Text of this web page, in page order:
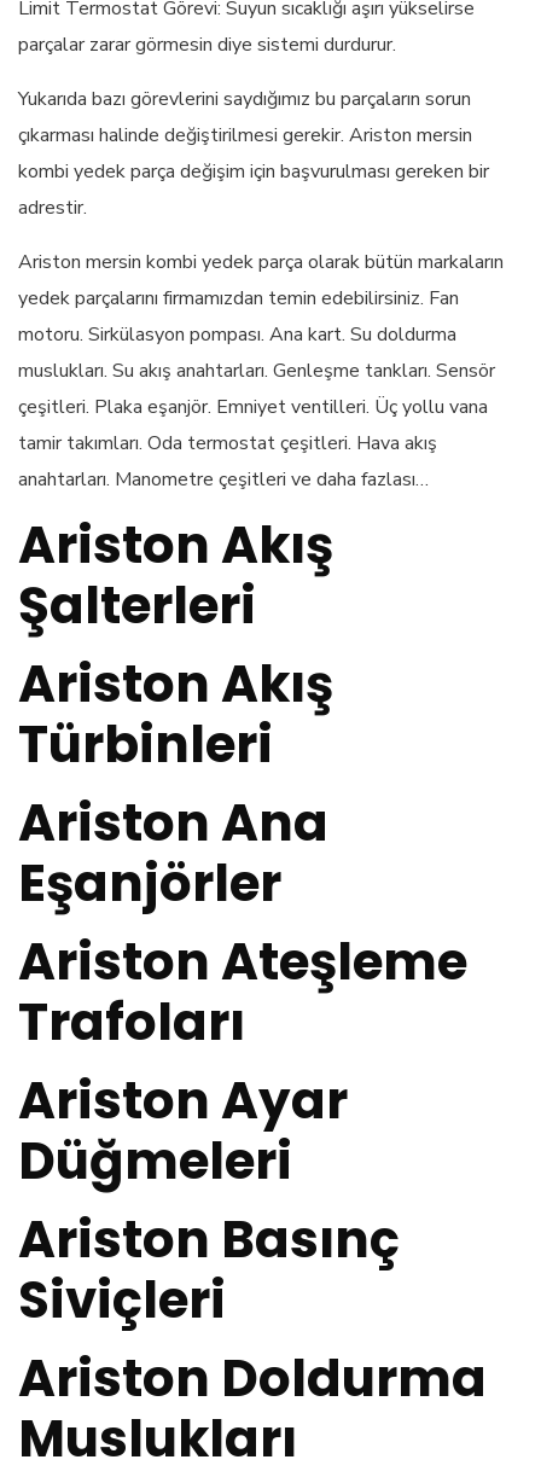
Limit Termostat Görevi: Suyun sıcaklığı aşırı yükselirse
parçalar zarar görmesin diye sistemi durdurur.
Yukarıda bazı görevlerini saydığımız bu parçaların sorun
çıkarması halinde değiştirilmesi gerekir. Ariston mersin
kombi yedek parça değişim için başvurulması gereken bir
adrestir.
Ariston mersin kombi yedek parça olarak bütün markaların
yedek parçalarını firmamızdan temin edebilirsiniz. Fan
motoru. Sirkülasyon pompası. Ana kart. Su doldurma
muslukları. Su akış anahtarları. Genleşme tankları. Sensör
çeşitleri. Plaka eşanjör. Emniyet ventilleri. Üç yollu vana
tamir takımları. Oda termostat çeşitleri. Hava akış
anahtarları. Manometre çeşitleri ve daha fazlası…
Ariston Akış
Şalterleri
Ariston Akış
Türbinleri
Ariston Ana
Eşanjörler
Ariston Ateşleme
Trafoları
Ariston Ayar
Düğmeleri
Ariston Basınç
Siviçleri
Ariston Doldurma
Muslukları